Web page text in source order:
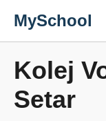
MySchool
Kolej
Setar